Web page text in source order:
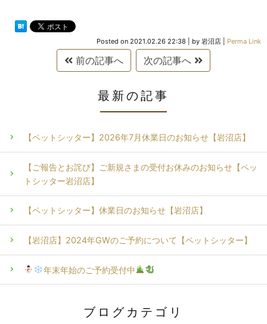
Posted on 2021.02.26 22:38 by 岩沼店 Perma Link
前の記事へ 次の記事へ
最新の記事
【ペットシッター】2026年7月休業日のお知らせ【岩沼店】
【ご報告とお詫び】ご新規さまの受付お休みのお知らせ【ペッ
トシッター岩沼店】
【ペットシッター】休業日のお知らせ【岩沼店】
【岩沼店】2024年GWのご予約について【ペットシッター】
年末年始のご予約受付中
ブログカテゴリ